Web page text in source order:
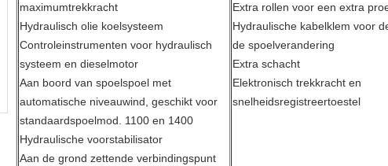
maximumtrekkracht
Hydraulisch olie koelsysteem
Controleinstrumenten voor hydraulisch
systeem en dieselmotor
Aan boord van spoelspoel met
automatische niveauwind, geschikt voor
standaardspoelmod. 1100 en 1400
Hydraulische voorstabilisator
Aan de grond zettende verbindingspunt
Extra rollen voor een extra
Hydraulische kabelklem voor
de spoelverandering
Extra schacht
Elektronisch trekkracht en
snelheidsregistreertoestel